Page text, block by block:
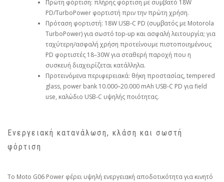
Πρώτη φόρτιση: πλήρης φόρτιση με συμβατό 18W
PD/TurboPower φορτιστή πριν την πρώτη χρήση.
Πρόταση φορτιστή: 18W USB‑C PD (συμβατός με Motorola
TurboPower) για σωστό top‑up και ασφαλή λειτουργία; για
ταχύτερη/ασφαλή χρήση προτείνουμε πιστοποιημένους
PD φορτιστές 18–30W για σταθερή παροχή που η
συσκευή διαχειρίζεται κατάλληλα.
Προτεινόμενα περιφερειακά: θήκη προστασίας, tempered
glass, power bank 10.000–20.000 mAh USB‑C PD για field
use, καλώδιο USB‑C υψηλής ποιότητας.
Ενεργειακή κατανάλωση, κλάση και σωστή
φόρτιση
Το Moto G06 Power φέρει υψηλή ενεργειακή αποδοτικότητα για κινητό